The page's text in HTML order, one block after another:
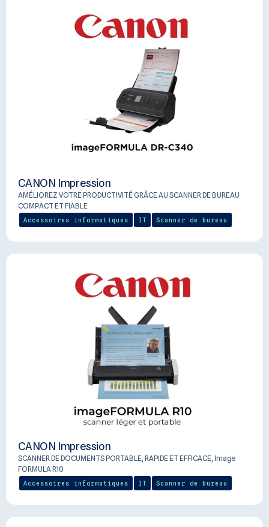
COMPACT ET FIABLE
Accessoires informatiques IT Scanner de bureau
CANON Impression
FORMULA R10
Accessoires informatiques IT Scanner de bureau